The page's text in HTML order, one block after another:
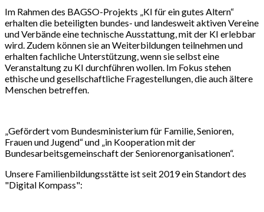
Im Rahmen des BAGSO-Projekts „KI für ein gutes Altern“
erhalten die beteiligten bundes- und landesweit aktiven Vereine
und Verbände eine technische Ausstattung, mit der KI erlebbar
wird. Zudem können sie an Weiterbildungen teilnehmen und
erhalten fachliche Unterstützung, wenn sie selbst eine
Veranstaltung zu KI durchführen wollen. Im Fokus stehen
ethische und gesellschaftliche Fragestellungen, die auch ältere
Menschen betreffen.
„Gefördert vom Bundesministerium für Familie, Senioren,
Frauen und Jugend“ und „in Kooperation mit der
Bundesarbeitsgemeinschaft der Seniorenorganisationen“.
Unsere Familienbildungsstätte ist seit 2019 ein Standort des
"Digital Kompass":